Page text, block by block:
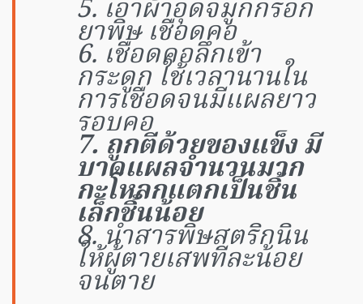
5. เอาผ้าอุดจมูกกรอก
ยาพิษ เชือดคอ
6. เชือดคอลึกเข้า
กระดูก ใช้เวลานานใน
การเชือดจนมีแผลยาว
รอบคอ
7. ถูกตีด้วยของแข็ง มี
บาดแผลจำนวนมาก
กะโหลกแตกเป็นชิ้น
เล็กชิ้นน้อย
8. นำสารพิษสตริกนิน
ให้ผู้ตายเสพทีละน้อย
จนตาย